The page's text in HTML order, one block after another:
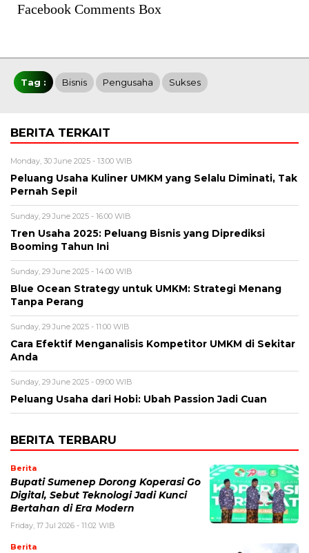
Facebook Comments Box
Tag : Bisnis Pengusaha Sukses
BERITA TERKAIT
Monday, 30 June 2025 - 13:00 WIB
Peluang Usaha Kuliner UMKM yang Selalu Diminati, Tak
Pernah Sepi!
Sunday, 29 June 2025 - 16:00 WIB
Tren Usaha 2025: Peluang Bisnis yang Diprediksi
Booming Tahun Ini
Sunday, 29 June 2025 - 14:00 WIB
Blue Ocean Strategy untuk UMKM: Strategi Menang
Tanpa Perang
Sunday, 29 June 2025 - 11:00 WIB
Cara Efektif Menganalisis Kompetitor UMKM di Sekitar
Anda
Sunday, 29 June 2025 - 09:00 WIB
Peluang Usaha dari Hobi: Ubah Passion Jadi Cuan
BERITA TERBARU
Berita
Bupati Sumenep Dorong Koperasi Go
Digital, Sebut Teknologi Jadi Kunci
Bertahan di Era Modern
Friday, 17 Jul 2026 - 11:02 WIB
Berita